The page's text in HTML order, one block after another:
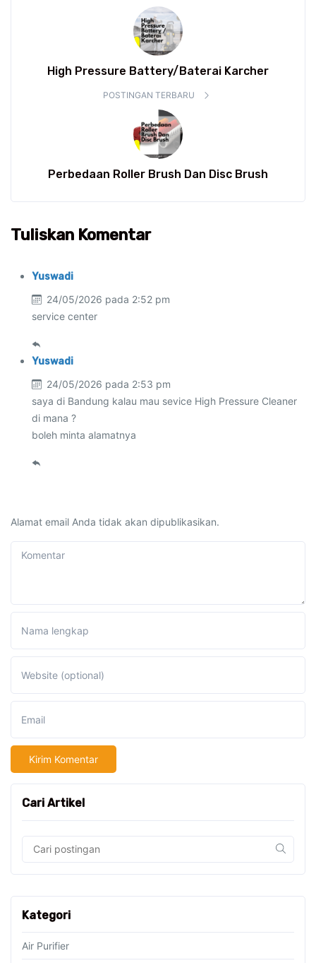
High Pressure Battery/Baterai Karcher
POSTINGAN TERBARU
Perbedaan Roller Brush Dan Disc Brush
Tuliskan Komentar
Yuswadi
24/05/2026 pada 2:52 pm
service center
Yuswadi
24/05/2026 pada 2:53 pm
saya di Bandung kalau mau sevice High Pressure Cleaner
di mana ?
boleh minta alamatnya
Alamat email Anda tidak akan dipublikasikan.
Komentar
Nama lengkap
Website (optional)
Email
Cari Artikel
Kategori
Air Purifier